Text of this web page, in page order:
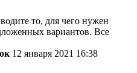
то, для чего нужен
вариантов. Все
12 января 2021 16:38